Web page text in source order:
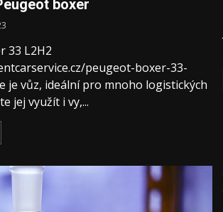
boxer
33 L2H2
peugeot-boxer-33-
je vůz, ideální pro mnoho logistických
jej využít i vy,...